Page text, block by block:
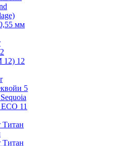
мм
12) 12
5
11
Титан
Титан